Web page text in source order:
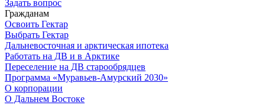
Задать вопрос
Гражданам
Освоить Гектар
Выбрать Гектар
Дальневосточная и арктическая ипотека
Работать на ДВ и в Арктике
Переселение на ДВ старообрядцев
Программа «Муравьев-Амурский 2030»
О корпорации
О Дальнем Востоке